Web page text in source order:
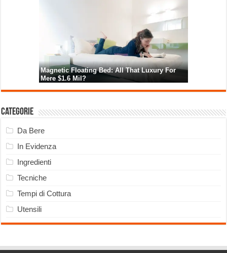
Categorie
Da Bere
In Evidenza
Ingredienti
Tecniche
Tempi di Cottura
Utensili